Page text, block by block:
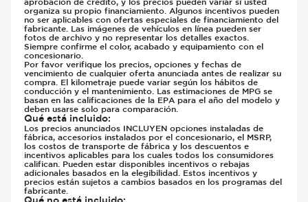
organiza su propio financiamiento. Algunos incentivos pueden
no ser aplicables con ofertas especiales de financiamiento del
fabricante. Las imágenes de vehículos en línea pueden ser
fotos de archivo y no representar los detalles exactos.
Siempre confirme el color, acabado y equipamiento con el
concesionario.
Por favor verifique los precios, opciones y fechas de
vencimiento de cualquier oferta anunciada antes de realizar su
compra. El kilometraje puede variar según los hábitos de
conducción y el mantenimiento. Las estimaciones de MPG se
basan en las calificaciones de la EPA para el año del modelo y
deben usarse solo para comparación.
Qué está incluido:
Los precios anunciados INCLUYEN opciones instaladas de
fábrica, accesorios instalados por el concesionario, el MSRP,
los costos de transporte de fábrica y los descuentos e
incentivos aplicables para los cuales todos los consumidores
califican. Pueden estar disponibles incentivos o rebajas
adicionales basados en la elegibilidad. Estos incentivos y
precios están sujetos a cambios basados en los programas del
fabricante.
Qué no está incluido: